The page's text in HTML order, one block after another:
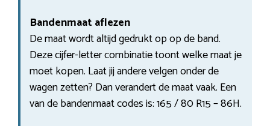
Bandenmaat aflezen
De maat wordt altijd gedrukt op op de band.
Deze cijfer-letter combinatie toont welke maat je
moet kopen. Laat jij andere velgen onder de
wagen zetten? Dan verandert de maat vaak. Een
van de bandenmaat codes is: 165 / 80 R15 – 86H.